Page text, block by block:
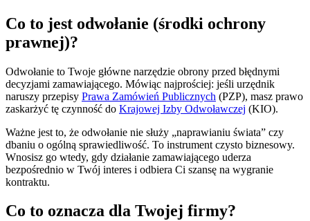
Co to jest odwołanie (środki ochrony
prawnej)?
Odwołanie to Twoje główne narzędzie obrony przed błędnymi
decyzjami zamawiającego. Mówiąc najprościej: jeśli urzędnik
naruszy przepisy Prawa Zamówień Publicznych (PZP), masz prawo
zaskarżyć tę czynność do Krajowej Izby Odwoławczej (KIO).
Ważne jest to, że odwołanie nie służy „naprawianiu świata” czy
dbaniu o ogólną sprawiedliwość. To instrument czysto biznesowy.
Wnosisz go wtedy, gdy działanie zamawiającego uderza
bezpośrednio w Twój interes i odbiera Ci szansę na wygranie
kontraktu.
Co to oznacza dla Twojej firmy?